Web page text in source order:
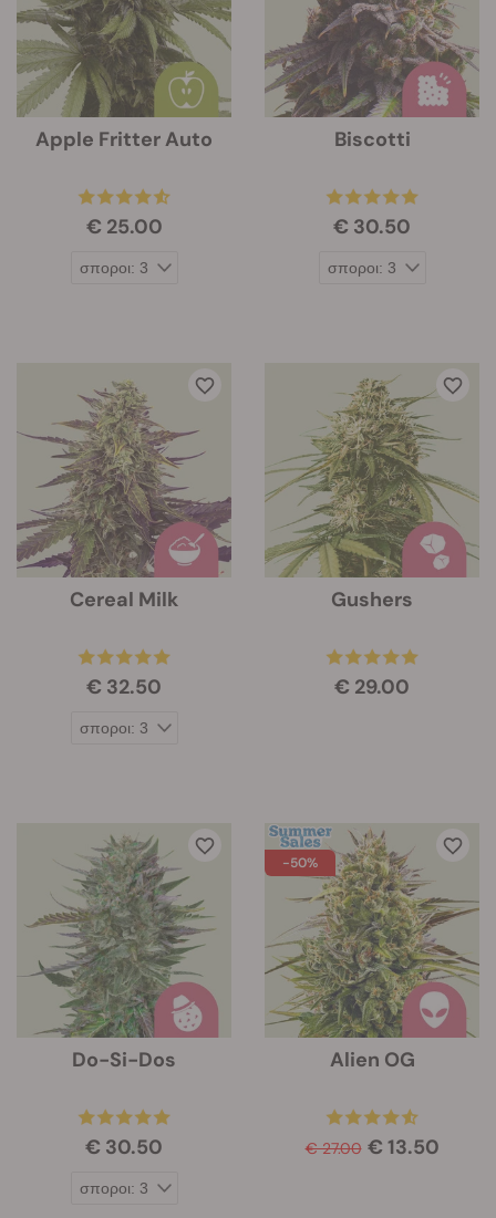
Apple Fritter Auto
€ 25.00
Biscotti
€ 30.50
Cereal Milk
€ 32.50
Gushers
€ 29.00
Do-Si-Dos
€ 30.50
-50%
Alien OG
€ 27.00 € 13.50